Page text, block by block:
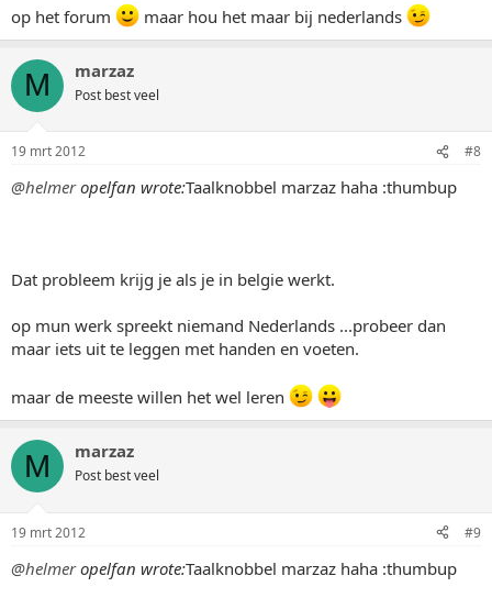
op het forum maar hou het maar bij nederlands
M marzaz
Post best veel
19 mrt 2012 #8
@helmeropelfan wrote:Taalknobbel marzaz haha :thumbup
Dat probleem krijg je als je in belgie werkt.
op mun werk spreekt niemand Nederlands ...probeer dan
maar iets uit te leggen met handen en voeten.
maar de meeste willen het wel leren
M marzaz
Post best veel
19 mrt 2012 #9
@helmeropelfan wrote:Taalknobbel marzaz haha :thumbup